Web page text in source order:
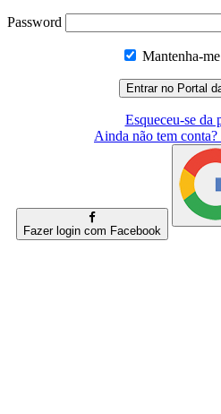
Password
Mantenha-
Esqueceu-se da
Ainda não tem conta?
Fazer login com Facebook